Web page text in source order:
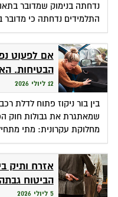
נדחתה בנימוק שמדובר
התלמידים נדחתה כי מדובר
אם לפעוט
הבטיחות.
12 ליולי 2026
בין בור ניקוז פתוח
שמאתגרת את גבולות חוק
מחלוקת עקרונית: מתי
אזרח ותיק
הביטוח
5 ליולי 2026